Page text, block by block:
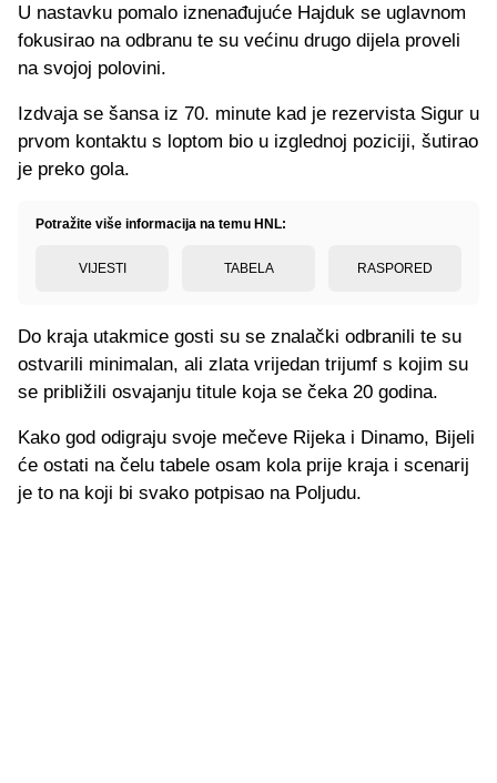
U nastavku pomalo iznenađujuće Hajduk se uglavnom
fokusirao na odbranu te su većinu drugo dijela proveli
na svojoj polovini.
Izdvaja se šansa iz 70. minute kad je rezervista Sigur u
prvom kontaktu s loptom bio u izglednoj poziciji, šutirao
je preko gola.
Potražite više informacija na temu HNL:
VIJESTI TABELA RASPORED
Do kraja utakmice gosti su se znalački odbranili te su
ostvarili minimalan, ali zlata vrijedan trijumf s kojim su
se približili osvajanju titule koja se čeka 20 godina.
Kako god odigraju svoje mečeve Rijeka i Dinamo, Bijeli
će ostati na čelu tabele osam kola prije kraja i scenarij
je to na koji bi svako potpisao na Poljudu.